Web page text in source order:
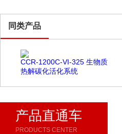
同类产品
CCR-1200C-VI-325 生物质
热解碳化活化系统
产品直通车
PRODUCTS CENTER